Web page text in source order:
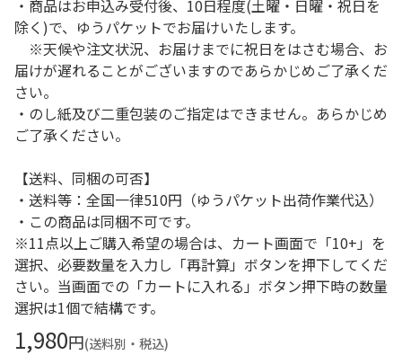
・商品はお申込み受付後、10日程度(土曜・日曜・祝日を
除く)で、ゆうパケットでお届けいたします。
※天候や注文状況、お届けまでに祝日をはさむ場合、お
届けが遅れることがございますのであらかじめご了承くだ
さい。
・のし紙及び二重包装のご指定はできません。あらかじめ
ご了承ください。
【送料、同梱の可否】
・送料等：全国一律510円（ゆうパケット出荷作業代込）
・この商品は同梱不可です。
※11点以上ご購入希望の場合は、カート画面で「10+」を
選択、必要数量を入力し「再計算」ボタンを押下してくだ
さい。当画面での「カートに入れる」ボタン押下時の数量
選択は1個で結構です。
1,980円(送料別・税込)